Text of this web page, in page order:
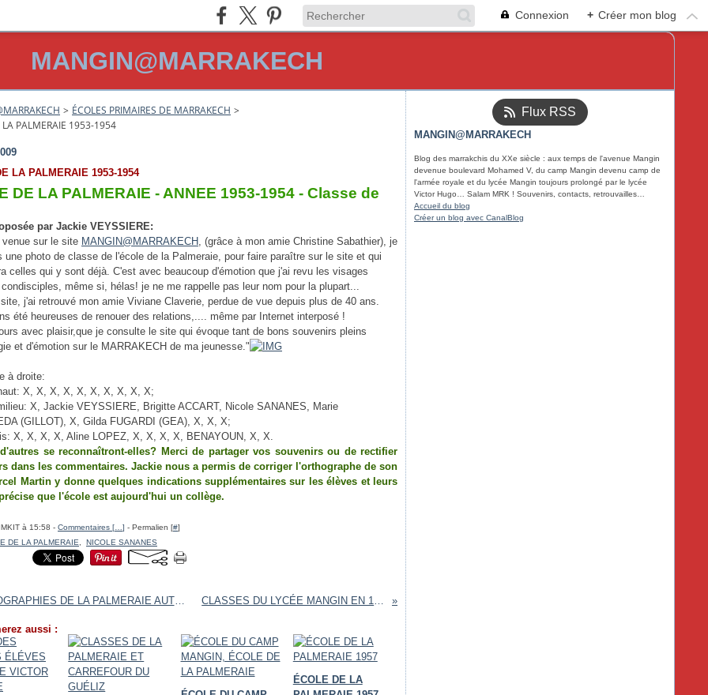
Connexion + Créer mon blog
MANGIN@MARRAKECH
> ÉCOLES PRIMAIRES DE MARRAKECH >
LA PALMERAIE 1953-1954
LA PALMERAIE 1953-1954
DE LA PALMERAIE - ANNEE 1953-1954 - Classe de
par Jackie VEYSSIERE:
sur le site MANGIN@MARRAKECH , (grâce à mon amie Christine Sabathier), je
une photo de classe de l'école de la Palmeraie, pour faire paraître sur le site et qui
celles qui y sont déjà. C'est avec beaucoup d'émotion que j'ai revu les visages
même si, hélas! je ne me rappelle pas leur nom pour la plupart...
j'ai retrouvé mon amie Viviane Claverie, perdue de vue depuis plus de 40 ans.
été heureuses de renouer des relations,.... même par Internet interposé !
avec plaisir,que je consulte le site qui évoque tant de bons souvenirs pleins
et d'émotion sur le MARRAKECH de ma jeunesse."
à droite:
X, X, X, X, X, X, X, X, X, X;
X, Jackie VEYSSIERE, Brigitte ACCART, Nicole SANANES, Marie
(GILLOT), X, Gilda FUGARDI (GEA), X, X, X;
X, X, X, X, Aline LOPEZ, X, X, X, X, BENAYOUN, X, X.
d'autres se reconnaîtront-elles? Merci de partager vos souvenirs ou de rectifier
dans les commentaires. Jackie nous a permis de corriger l'orthographe de son
Martin y donne quelques indications supplémentaires sur les élèves et leurs
que l'école est aujourd'hui un collège.
à 15:58 - Commentaires [ ] - Permalien [#]
DE LA PALMERAIE NICOLE SANANES
PHOTOGRAPHIES DE LA PALMERAIE AUTREFOIS CLASSES DU LYCÉE MANGIN EN 1950-51
aussi :
ÉCOLE DE LA
Flux RSS
MANGIN@MARRAKECH
Blog des marrakchis du XXe siècle : aux temps de l'avenue Mangin
devenue boulevard Mohamed V, du camp Mangin devenu camp de
l'armée royale et du lycée Mangin toujours prolongé par le lycée
Victor Hugo… Salam MRK ! Souvenirs, contacts, retrouvailles…
Accueil du blog
Créer un blog avec CanalBlog